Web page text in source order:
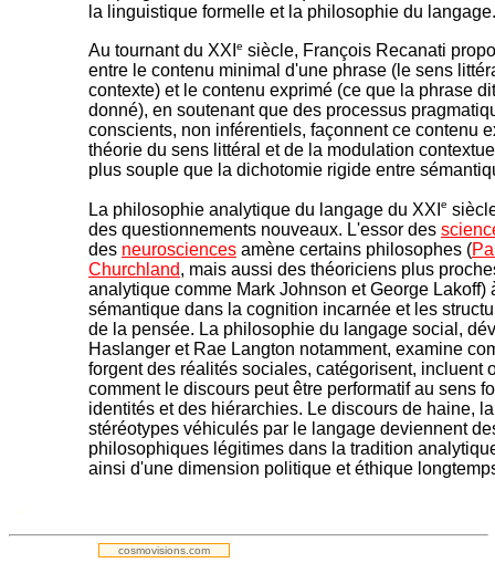
la linguistique formelle et la philosophie du langage.
Au tournant du XXI e siècle, François Recanati
entre le contenu minimal d'une phrase (le sens
contexte) et le contenu exprimé (ce que la phrase
donné), en soutenant que des processus
conscients, non inférentiels, façonnent ce contenu
théorie du sens littéral et de la modulation
plus souple que la dichotomie rigide entre
La philosophie analytique du langage du XXI e
des questionnements nouveaux. L'essor des
des neurosciences amène certains philosophes (
Churchland, mais aussi des théoriciens plus
analytique comme Mark Johnson et George Lakoff)
sémantique dans la cognition incarnée et les
de la pensée. La philosophie du langage social,
Haslanger et Rae Langton notamment, examine
forgent des réalités sociales, catégorisent, incluent
comment le discours peut être performatif au sens
identités et des hiérarchies. Le discours de haine,
stéréotypes véhiculés par le langage deviennent
philosophiques légitimes dans la tradition
ainsi d'une dimension politique et éthique
.
cosmovisions.com